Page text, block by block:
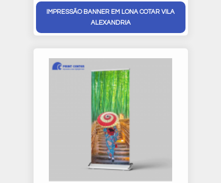
IMPRESSÃO BANNER EM LONA COTAR VILA
ALEXANDRIA